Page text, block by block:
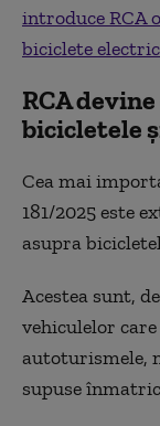
introduce RCA
biciclete
RCA
bicicletele
Cea mai
181/2025 este
asupra
Acestea sunt,
vehiculelor
autoturismele,
supuse